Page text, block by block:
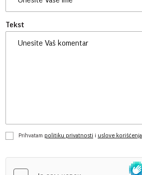
Tekst
Prihvatam politiku privatnosti i uslove korišćenja